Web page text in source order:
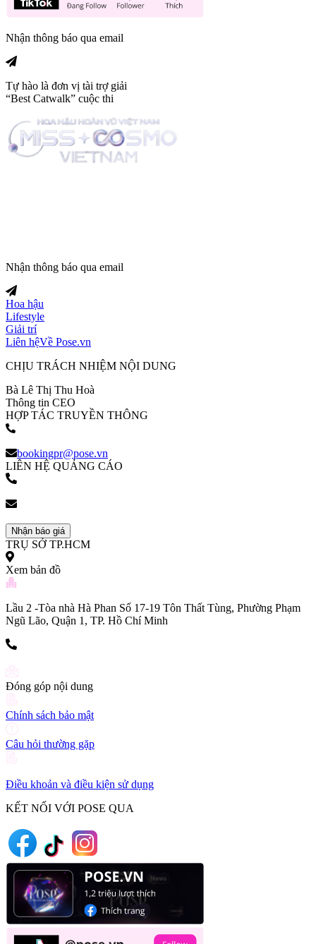
Nhận thông báo qua email
Tự hào là đơn vị tài trợ giải
“Best Catwalk” cuộc thi
Nhận thông báo qua email
Hoa hậu
Lifestyle
Giải trí
Liên hệVề Pose.vn
CHỊU TRÁCH NHIỆM NỘI DUNG
Bà Lê Thị Thu Hoà
Thông tin CEO
HỢP TÁC TRUYỀN THÔNG
bookingpr@pose.vn
LIÊN HỆ QUẢNG CÁO
Nhận báo giá
TRỤ SỞ TP.HCM
Xem bản đồ
Lầu 2 -Tòa nhà Hà Phan Số 17-19 Tôn Thất Tùng, Phường Phạm
Ngũ Lão, Quận 1, TP. Hồ Chí Minh
Đóng góp nội dung
Chính sách bảo mật
Câu hỏi thường gặp
Điều khoản và điều kiện sử dụng
KẾT NỐI VỚI POSE QUA